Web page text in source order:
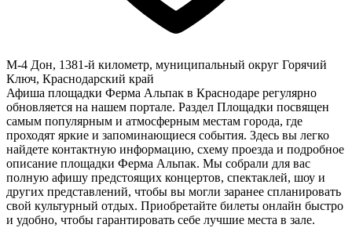
М-4 Дон, 1381-й километр, муниципальный округ Горячий
Ключ, Краснодарский край
Афиша площадки Ферма Альпак в Краснодаре регулярно
обновляется на нашем портале. Раздел Площадки посвящен
самым популярным и атмосферным местам города, где
проходят яркие и запоминающиеся события. Здесь вы легко
найдете контактную информацию, схему проезда и подробное
описание площадки Ферма Альпак. Мы собрали для вас
полную афишу предстоящих концертов, спектаклей, шоу и
других представлений, чтобы вы могли заранее спланировать
свой культурный отдых. Приобретайте билеты онлайн быстро
и удобно, чтобы гарантировать себе лучшие места в зале.